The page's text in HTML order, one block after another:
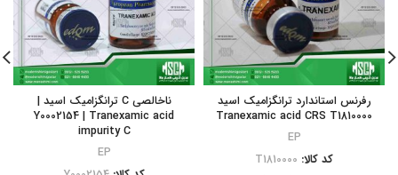
رفرنس استاندارد ترانگزامیک اسید
Tranexamic acid CRS T1810000
EP
کد کالا: T1810000
ناخالصی C ترانگزامیک اسید |
Y0002154 | Tranexamic acid
impurity C
EP